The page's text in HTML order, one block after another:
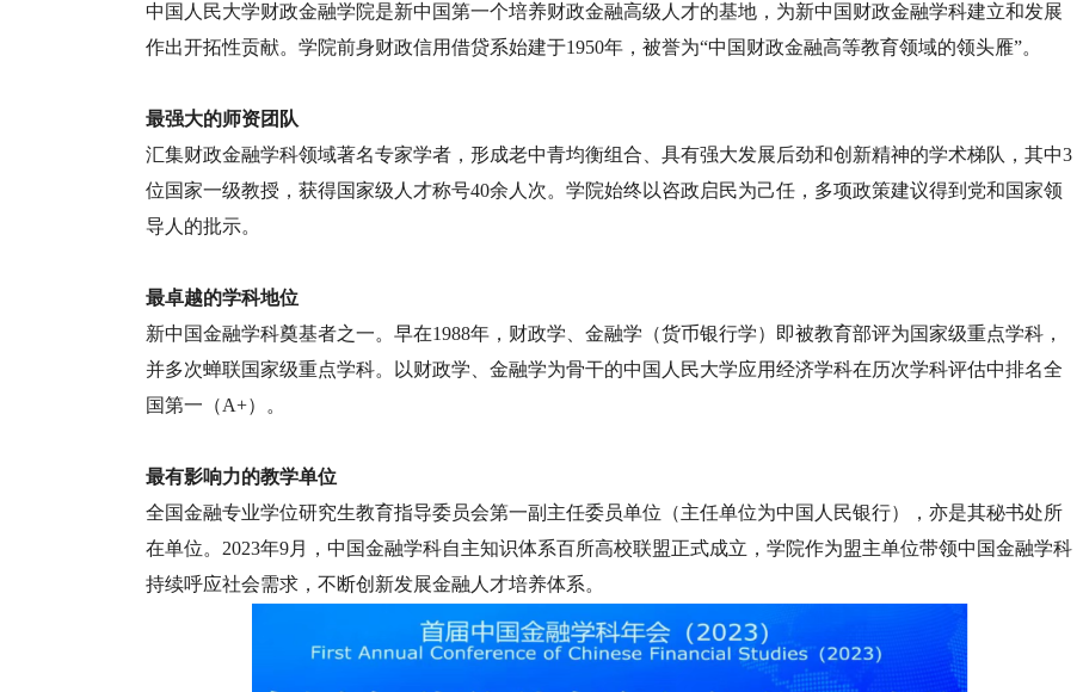
中国人民大学财政金融学院是新中国第一个培养财政金融高级人才的基地，为新中国财政金融学科建立和发展
作出开拓性贡献。学院前身财政信用借贷系始建于1950年，被誉为“中国财政金融高等教育领域的领头雁”。
最强大的师资团队
汇集财政金融学科领域著名专家学者，形成老中青均衡组合、具有强大发展后劲和创新精神的学术梯队，其中3
位国家一级教授，获得国家级人才称号40余人次。学院始终以咨政启民为己任，多项政策建议得到党和国家领
导人的批示。
最卓越的学科地位
新中国金融学科奠基者之一。早在1988年，财政学、金融学（货币银行学）即被教育部评为国家级重点学科，
并多次蝉联国家级重点学科。以财政学、金融学为骨干的中国人民大学应用经济学科在历次学科评估中排名全
国第一（A+）。
最有影响力的教学单位
全国金融专业学位研究生教育指导委员会第一副主任委员单位（主任单位为中国人民银行），亦是其秘书处所
在单位。2023年9月，中国金融学科自主知识体系百所高校联盟正式成立，学院作为盟主单位带领中国金融学科
持续呼应社会需求，不断创新发展金融人才培养体系。